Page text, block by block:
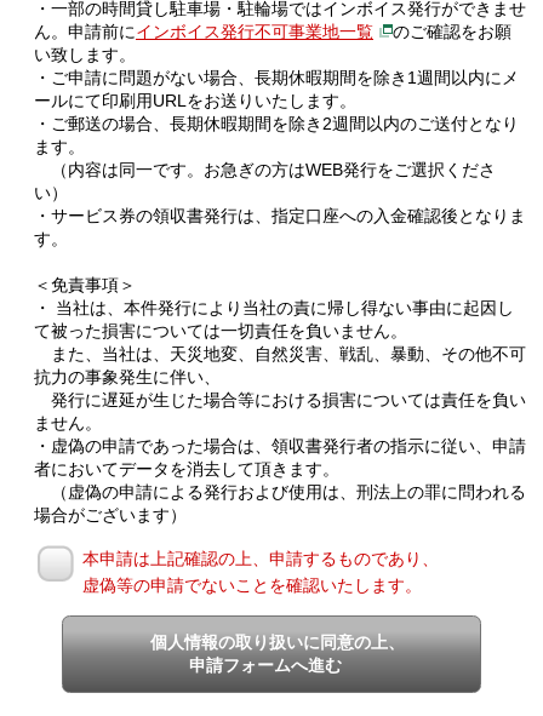
・一部の時間貸し駐車場・駐輪場ではインボイス発行ができませ
ん。申請前にインボイス発行不可事業地一覧
のご確認をお願
い致します。
・ご申請に問題がない場合、長期休暇期間を除き1週間以内にメ
ールにて印刷用URLをお送りいたします。
・ご郵送の場合、長期休暇期間を除き2週間以内のご送付となり
ます。
（内容は同一です。お急ぎの方はWEB発行をご選択くださ
い）
・サービス券の領収書発行は、指定口座への入金確認後となりま
す。
＜免責事項＞
・ 当社は、本件発行により当社の責に帰し得ない事由に起因し
て被った損害については一切責任を負いません。
また、当社は、天災地変、自然災害、戦乱、暴動、その他不可
抗力の事象発生に伴い、
発行に遅延が生じた場合等における損害については責任を負い
ません。
・虚偽の申請であった場合は、領収書発行者の指示に従い、申請
者においてデータを消去して頂きます。
（虚偽の申請による発行および使用は、刑法上の罪に問われる
場合がございます）
本申請は上記確認の上、申請するものであり、
虚偽等の申請でないことを確認いたします。
個人情報の取り扱いに同意の上、
申請フォームへ進む